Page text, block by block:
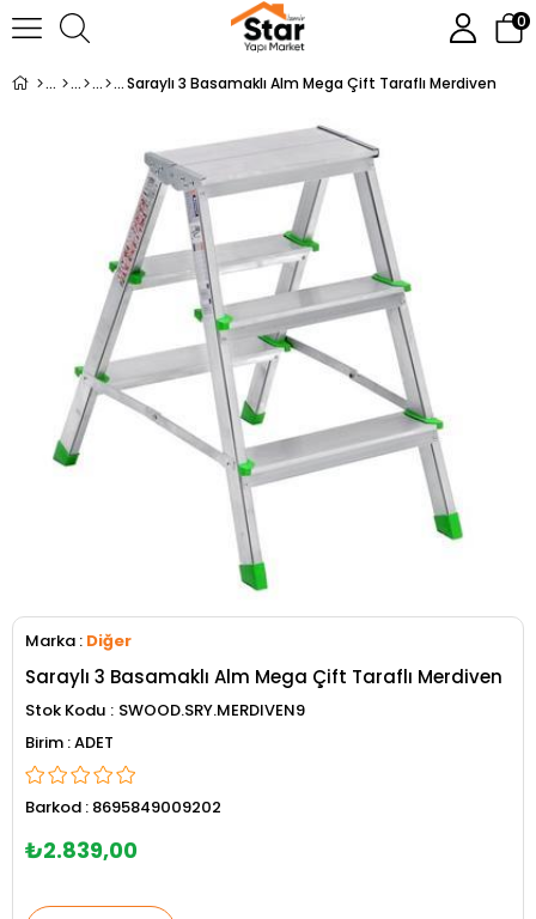
0
Saraylı 3 Basamaklı Alm Mega Çift Taraflı Merdiven
Marka : Diğer
Saraylı 3 Basamaklı Alm Mega Çift Taraflı Merdiven
Stok Kodu
SWOOD.SRY.MERDIVEN9
ADET
Barkod : 8695849009202
₺2.839,00